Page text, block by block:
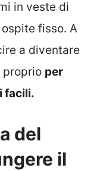
in veste di
fisso. A
a diventare
proprio per
facili.
del
il